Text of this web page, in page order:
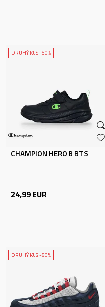
DRUHÝ KUS -50%
CHAMPION HERO B BTS
24,99 EUR
DRUHÝ KUS -50%